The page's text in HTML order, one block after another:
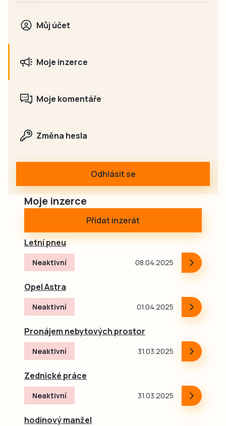
Moje inzerce
Přidat inzerát
Letní pneu
Neaktivní 08.04.2025
Opel Astra
Neaktivní 01.04.2025
Pronájem nebytových prostor
Neaktivní 31.03.2025
Zednické práce
Neaktivní 31.03.2025
hodinový manžel
Můj účet
Moje inzerce
Moje komentáře
Změna hesla
Odhlásit se